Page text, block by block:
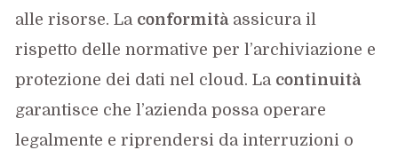
alle risorse. La conformitàassicura il
rispetto delle normative per l’archiviazione e
protezione dei dati nel cloud. La continuità
garantisce che l’azienda possa operare
legalmente e riprendersi da interruzioni o